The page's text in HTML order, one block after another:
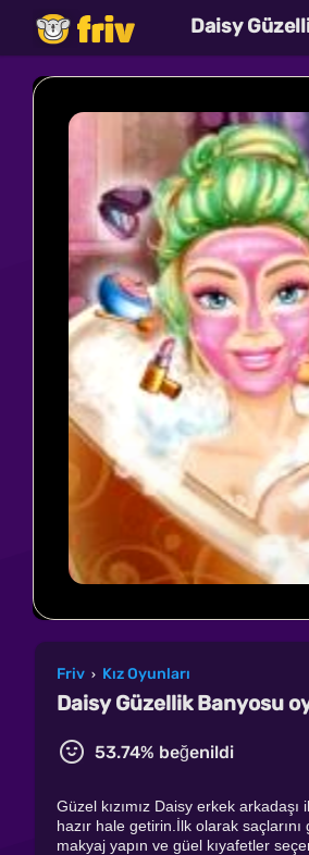
Daisy
Friv › Kız Oyunları
Daisy Güzellik Banyosu
53.74% beğenildi
Güzel kızımız Daisy erkek
hazır hale getirin.İlk olarak
makyaj yapın ve güel kıyafetler